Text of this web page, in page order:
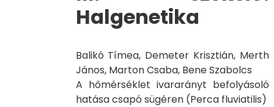
Halgenetika
Balikó Tímea, Demeter Krisztián, Merth
János, Marton Csaba, Bene Szabolcs
A hőmérséklet ivararányt befolyásoló
hatása csapó sügéren (Perca fluviatilis)